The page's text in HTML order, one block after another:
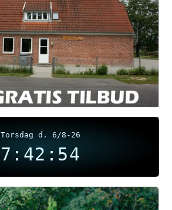
Torsdag d. 6/8-26
7:42:54